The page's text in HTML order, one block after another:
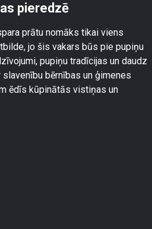
pieredzē
prātu nomāks tikai viens
jo šis vakars būs pie pupiņu
pupiņu tradīcijas un daudz
bērnības un ģimenes
ēdīs kūpinātās vistiņas un